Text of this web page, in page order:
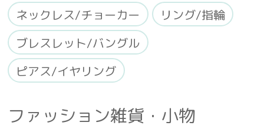
ネックレス/チョーカー
リング/指輪
ブレスレット/バングル
ピアス/イヤリング
ファッション雑貨・小物